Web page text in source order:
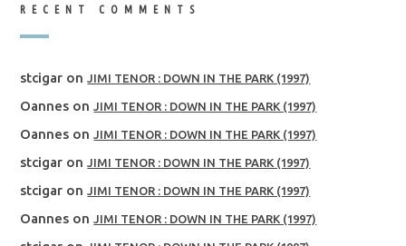
RECENT COMMENTS
stcigar onJIMI TENOR : DOWN IN THE PARK (1997)
Oannes onJIMI TENOR : DOWN IN THE PARK (1997)
Oannes onJIMI TENOR : DOWN IN THE PARK (1997)
stcigar onJIMI TENOR : DOWN IN THE PARK (1997)
stcigar onJIMI TENOR : DOWN IN THE PARK (1997)
Oannes onJIMI TENOR : DOWN IN THE PARK (1997)